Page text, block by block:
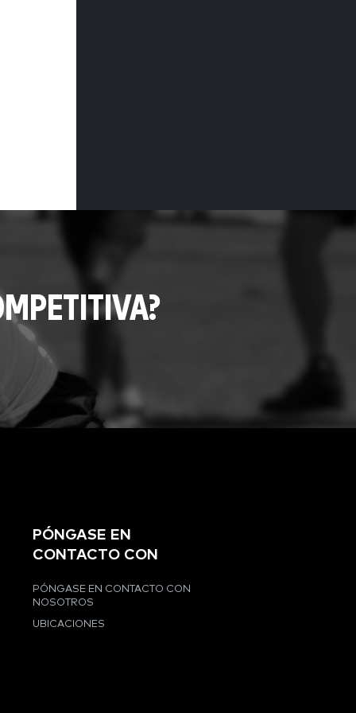
PÓNGASE EN
CONTACTO CON
PÓNGASE EN CONTACTO CON
NOSOTROS
UBICACIONES